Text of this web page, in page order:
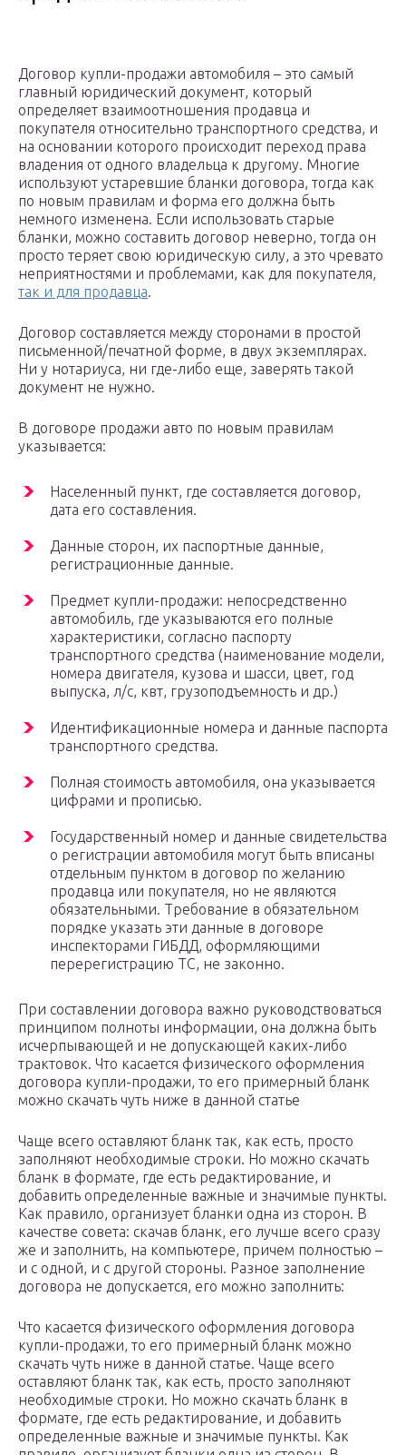
Договор купли-продажи автомобиля – это самый
главный юридический документ, который
определяет взаимоотношения продавца и
покупателя относительно транспортного средства, и
на основании которого происходит переход права
владения от одного владельца к другому. Многие
используют устаревшие бланки договора, тогда как
по новым правилам и форма его должна быть
немного изменена. Если использовать старые
бланки, можно составить договор неверно, тогда он
просто теряет свою юридическую силу, а это чревато
неприятностями и проблемами, как для покупателя,
так и для продавца.
Договор составляется между сторонами в простой
письменной/печатной форме, в двух экземплярах.
Ни у нотариуса, ни где-либо еще, заверять такой
документ не нужно.
В договоре продажи авто по новым правилам
указывается:
Населенный пункт, где составляется договор,
дата его составления.
Данные сторон, их паспортные данные,
регистрационные данные.
Предмет купли-продажи: непосредственно
автомобиль, где указываются его полные
характеристики, согласно паспорту
транспортного средства (наименование модели,
номера двигателя, кузова и шасси, цвет, год
выпуска, л/с, квт, грузоподъемность и др.)
Идентификационные номера и данные паспорта
транспортного средства.
Полная стоимость автомобиля, она указывается
цифрами и прописью.
Государственный номер и данные свидетельства
о регистрации автомобиля могут быть вписаны
отдельным пунктом в договор по желанию
продавца или покупателя, но не являются
обязательными. Требование в обязательном
порядке указать эти данные в договоре
инспекторами ГИБДД, оформляющими
перерегистрацию ТС, не законно.
При составлении договора важно руководствоваться
принципом полноты информации, она должна быть
исчерпывающей и не допускающей каких-либо
трактовок. Что касается физического оформления
договора купли-продажи, то его примерный бланк
можно скачать чуть ниже в данной статье
Чаще всего оставляют бланк так, как есть, просто
заполняют необходимые строки. Но можно скачать
бланк в формате, где есть редактирование, и
добавить определенные важные и значимые пункты.
Как правило, организует бланки одна из сторон. В
качестве совета: скачав бланк, его лучше всего сразу
же и заполнить, на компьютере, причем полностью –
и с одной, и с другой стороны. Разное заполнение
договора не допускается, его можно заполнить:
Что касается физического оформления договора
купли-продажи, то его примерный бланк можно
скачать чуть ниже в данной статье. Чаще всего
оставляют бланк так, как есть, просто заполняют
необходимые строки. Но можно скачать бланк в
формате, где есть редактирование, и добавить
определенные важные и значимые пункты. Как